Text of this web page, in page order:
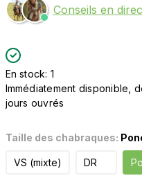
Conseils en
En stock: 1
Immédiatement disponible,
jours ouvrés
Taille des chabraques:
VS (mixte) DR